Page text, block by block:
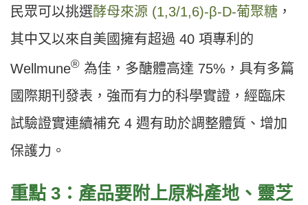
民眾可以挑選酵母來源 (1,3/1,6)-β-D-葡聚糖 ，
其中又以來自美國擁有超過 40 項專利的
Wellmune® 為佳，多醣體高達 75%，具有多篇
國際期刊發表，強而有力的科學實證，經臨床
試驗證實連續補充 4 週有助於調整體質、增加
保護力。
重點 3：產品要附上原料產地、靈芝